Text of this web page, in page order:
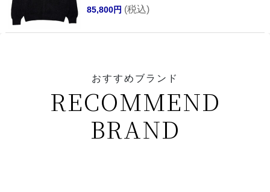
85,800円 (税込)
おすすめブランド
RECOMMEND
BRAND